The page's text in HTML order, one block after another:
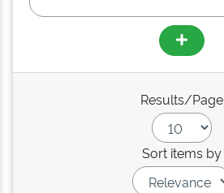
Results/Page
Sort items by